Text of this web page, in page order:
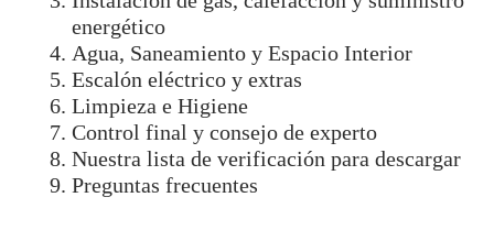
energético
Agua, Saneamiento y Espacio Interior
Escalón eléctrico y extras
Limpieza e Higiene
Control final y consejo de experto
Nuestra lista de verificación para descargar
Preguntas frecuentes